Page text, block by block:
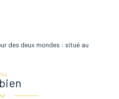
des deux mondes : situé au